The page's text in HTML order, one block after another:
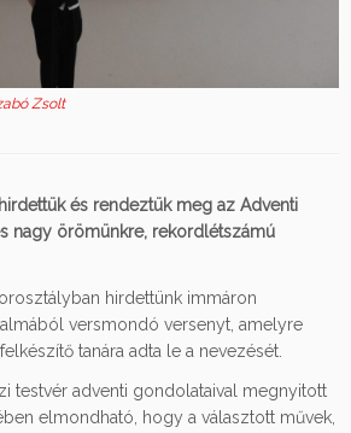
Zsolt
és rendeztük meg az Adventi
nagy örömünkre, rekordlétszámú
hirdettünk immáron
versmondó versenyt, amelyre
tanára adta le a nevezését.
testvér adventi gondolataival megnyitott
elmondható, hogy a választott művek,